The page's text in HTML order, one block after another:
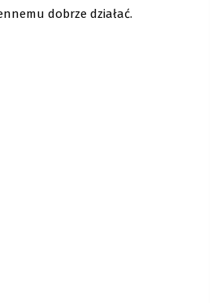
dobrze działać.